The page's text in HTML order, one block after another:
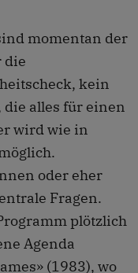
momentan der
die
kein
die alles für einen
wird wie in
oder eher
Fragen.
plötzlich
Agenda
(1983), wo